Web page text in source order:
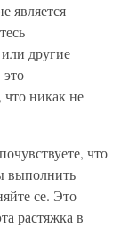
является
другие
что никак не
что
выполнить
се. Это
растяжка в